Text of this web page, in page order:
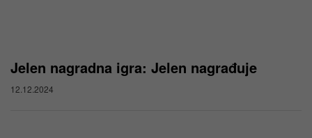
Jelen nagradna igra: Jelen nagrađuje
12.12.2024